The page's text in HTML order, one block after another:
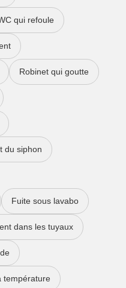
qui refoule
Robinet qui goutte
du siphon
Fuite sous lavabo
dans les tuyaux
température